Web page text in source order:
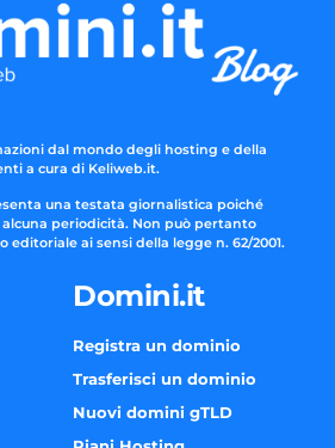
dal mondo degli hosting e della
a cura di Keliweb.it.
una testata giornalistica poiché
periodicità. Non può pertanto
ai sensi della legge n. 62/2001.
Domini.it
Registra un dominio
Trasferisci un dominio
Nuovi domini gTLD